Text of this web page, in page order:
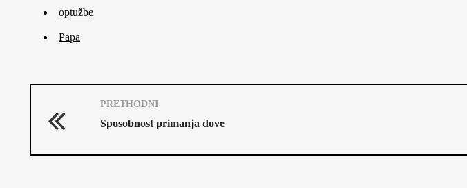
optužbe
Papa
PRETHODNI
Sposobnost primanja dove